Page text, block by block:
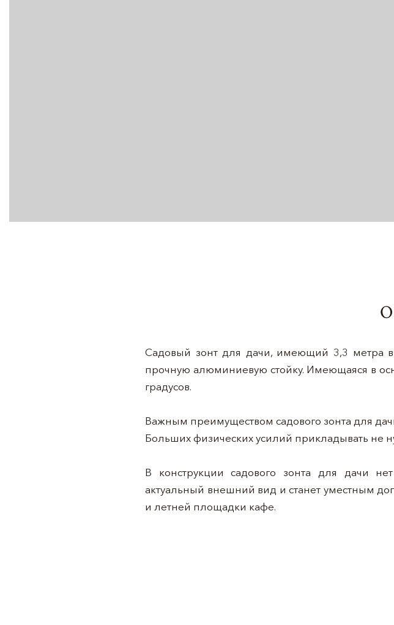
Садовый зонт для дачи, имеющий 3,3 метра в
прочную алюминиевую стойку. Имеющаяся в
градусов.
Важным преимуществом садового зонта для
Больших физических усилий прикладывать не
В конструкции садового зонта для дачи
актуальный внешний вид и станет уместным
и летней площадки кафе.